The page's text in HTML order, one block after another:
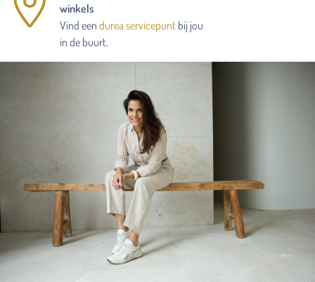
winkels
Vind een durea servicepunt bij jou
in de buurt.